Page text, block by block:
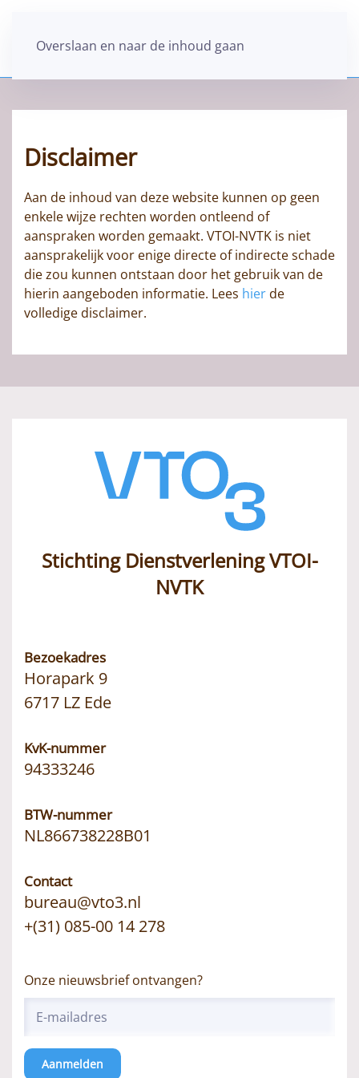
Overslaan en naar de inhoud gaan
Disclaimer
Aan de inhoud van deze website kunnen op geen
enkele wijze rechten worden ontleend of
aanspraken worden gemaakt. VTOI-NVTK is niet
aansprakelijk voor enige directe of indirecte schade
die zou kunnen ontstaan door het gebruik van de
hierin aangeboden informatie. Lees hierde
volledige disclaimer.
Stichting Dienstverlening VTOI-
NVTK
Bezoekadres
Horapark 9
6717 LZ Ede
KvK-nummer
94333246
BTW-nummer
NL866738228B01
Contact
bureau@vto3.nl
+(31) 085-00 14 278
Onze nieuwsbrief ontvangen?
Aanmelden